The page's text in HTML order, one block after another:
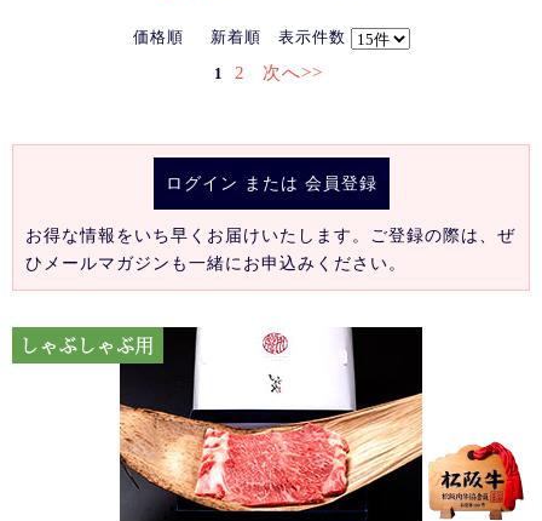
価格順 新着順 表示件数
1 2 次へ>>
ログイン または 会員登録
お得な情報をいち早くお届けいたします。ご登録の際は、ぜ
ひメールマガジンも一緒にお申込みください。